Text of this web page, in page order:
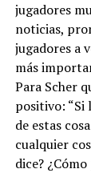
jugadores
noticias,
jugadores a
más
Para Scher
positivo: “Si
de estas
cualquier
dice?